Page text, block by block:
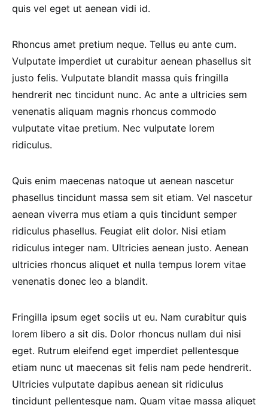
quis vel eget ut aenean vidi id.
Rhoncus amet pretium neque. Tellus eu ante cum.
Vulputate imperdiet ut curabitur aenean phasellus sit
justo felis. Vulputate blandit massa quis fringilla
hendrerit nec tincidunt nunc. Ac ante a ultricies sem
venenatis aliquam magnis rhoncus commodo
vulputate vitae pretium. Nec vulputate lorem
ridiculus.
Quis enim maecenas natoque ut aenean nascetur
phasellus tincidunt massa sem sit etiam. Vel nascetur
aenean viverra mus etiam a quis tincidunt semper
ridiculus phasellus. Feugiat elit dolor. Nisi etiam
ridiculus integer nam. Ultricies aenean justo. Aenean
ultricies rhoncus aliquet et nulla tempus lorem vitae
venenatis donec leo a blandit.
Fringilla ipsum eget sociis ut eu. Nam curabitur quis
lorem libero a sit dis. Dolor rhoncus nullam dui nisi
eget. Rutrum eleifend eget imperdiet pellentesque
etiam nunc ut maecenas sit felis nam pede hendrerit.
Ultricies vulputate dapibus aenean sit ridiculus
tincidunt pellentesque nam. Quam vitae massa aliquet